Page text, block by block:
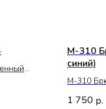
М-310
синий)
М-310
1 750 р.